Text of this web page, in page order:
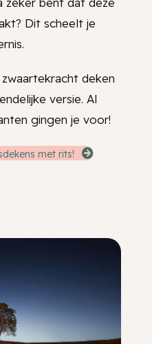
Dit scheelt je
deken
versie. Al
gingen je voor!
met rits!